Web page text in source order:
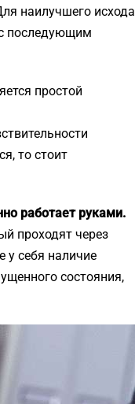
наилучшего исхода
последующим
простой
то стоит
работает руками.
проходят через
у себя наличие
состояния,